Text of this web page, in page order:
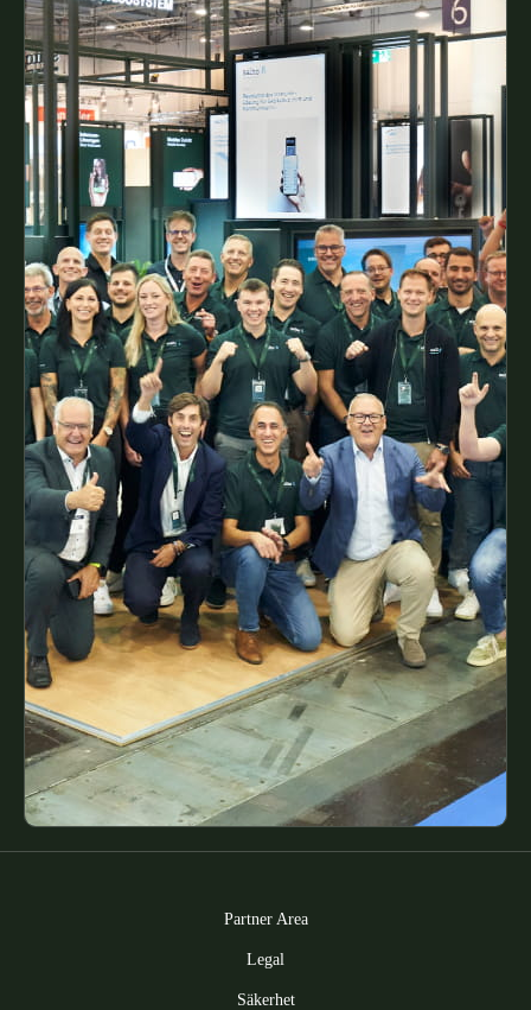
sociala och idrottsliga engagemang under ett
gemensamt tak.
Men vi vill alltid ta ett steg längre. I takt med att vårt
företag fortsätter att växa, växer också vårt
engagemang för samhället – som en spegling av vår
gemensamma syn på vilken roll vi spelar i det globala
sammanhanget. För att kunna göra ännu större
skillnad beslutade vi att skapa en särskild organisation
– vilket lade grunden tillSALTO FOUNDATION.
Partner Area
Legal
Säkerhet